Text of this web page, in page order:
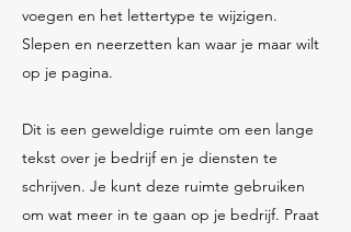
voegen en het lettertype te wijzigen.
Slepen en neerzetten kan waar je maar wilt
op je pagina.
Dit is een geweldige ruimte om een lange
tekst over je bedrijf en je diensten te
schrijven. Je kunt deze ruimte gebruiken
om wat meer in te gaan op je bedrijf. Praat